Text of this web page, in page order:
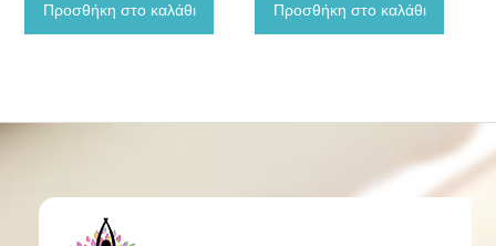
Προσθήκη στο καλάθι Προσθήκη στο καλάθι